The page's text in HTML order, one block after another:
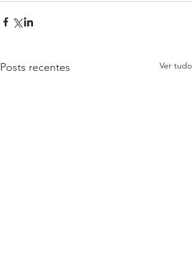
Posts recentes Ver tudo